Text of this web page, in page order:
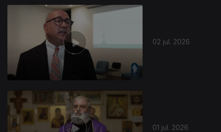
02 jul. 2026
01 jul. 2026